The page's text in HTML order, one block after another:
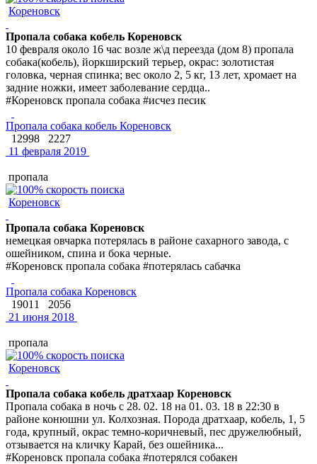
Кореновск
Пропала собака кобель Кореновск
10 февраля около 16 час возле ж\д переезда (дом 8) пропала
собака(кобель), йоркширский терьер, окрас: золотистая
головка, черная спинка; вес около 2, 5 кг, 13 лет, хромает на
задние ножки, имеет заболевание сердца..
#Кореновск пропала собака #исчез песик
Пропала собака кобель Кореновск
12998
2227
11 февраля 2019
пропала
Кореновск
Пропала собака Кореновск
немецкая овчарка потерялась в районе сахарного завода, с
ошейником, спина и бока черные.
#Кореновск пропала собака #потерялась сабачка
Пропала собака Кореновск
19011
2056
21 июня 2018
пропала
Кореновск
Пропала собака кобель дратхаар Кореновск
Пропала собака в ночь с 28. 02. 18 на 01. 03. 18 в 22:30 в
районе конюшни ул. Колхозная. Порода дратхаар, кобель, 1, 5
года, крупный, окрас темно-коричневый, пес дружелюбный,
отзывается на кличку Карай, без ошейника...
#Кореновск пропала собака #потерялся собакен